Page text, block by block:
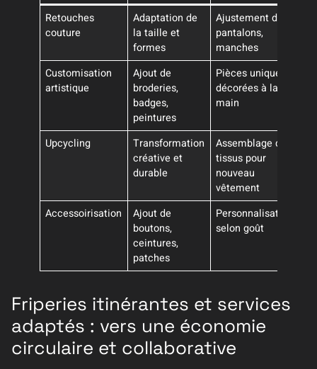
Retouches
couture
Adaptation de
la taille et
formes
Ajustement de
pantalons,
manches
Customisation
artistique
Ajout de
broderies,
badges,
peintures
Pièces uniques
décorées à la
main
Upcycling
Transformation
créative et
durable
Assemblage de
tissus pour
nouveau
vêtement
Accessoirisation
Ajout de
boutons,
ceintures,
patches
Personnalisation
selon goût
Friperies itinérantes et services
adaptés : vers une économie
circulaire et collaborative